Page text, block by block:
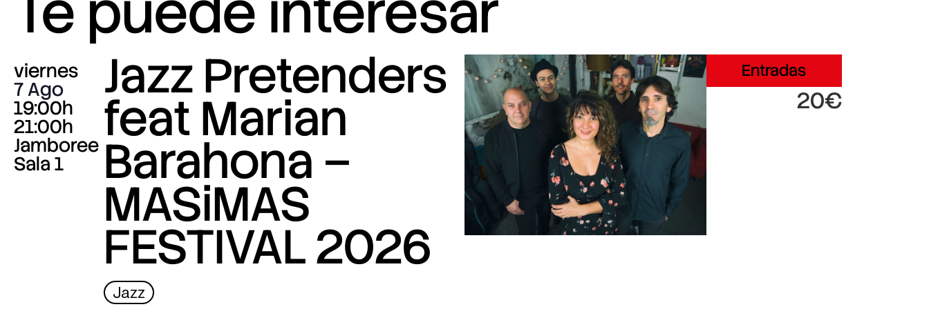
viernes
7 Ago
19:00h
21:00h
Jamboree
Sala 1
Jazz Pretenders
feat Marian
Barahona –
MASiMAS
FESTIVAL 2026
Jazz
Entradas
20€